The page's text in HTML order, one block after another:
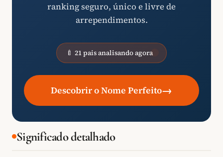
ranking seguro, único e livre de
arrependimentos.
🍼 21 pais analisando agora
Descobrir o Nome Perfeito→
Significado detalhado